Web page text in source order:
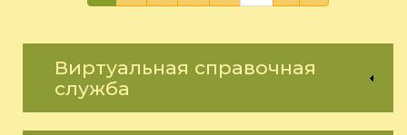
Виртуальная справочная
служба